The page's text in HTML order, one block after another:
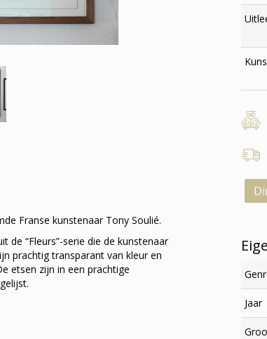
Franse kunstenaar Tony Soulié.
de “Fleurs”-serie die de kunstenaar
prachtig transparant van kleur en
etsen zijn in een prachtige
Jaar